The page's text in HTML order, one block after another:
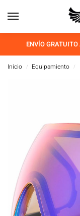
ENVÍO
Inicio / Equipamiento /